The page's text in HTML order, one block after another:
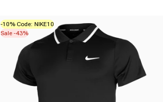
-10% Code: NIKE10
Sale -43%